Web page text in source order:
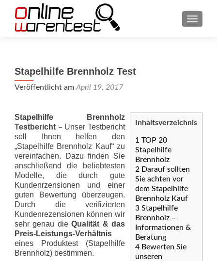
Stapelhilfe Brennholz Test
Veröffentlicht am April 19, 2017
Inhaltsverzeichnis
1 TOP 20
Stapelhilfe
Brennholz
2 Darauf sollten
Sie achten vor
dem Stapelhilfe
Brennholz Kauf
3 Stapelhilfe
Brennholz –
Informationen &
Beratung
4 Bewerten Sie
unseren
Stapelhilfe Brennholz
Testbericht – Unser Testbericht
soll Ihnen helfen den
„Stapelhilfe Brennholz Kauf“ zu
vereinfachen. Dazu finden Sie
anschließend die beliebtesten
Modelle, die durch gute
Kundenrzensionen und einer
guten Bewertung überzeugen.
Durch die verifizierten
Kundenrezensionen können wir
sehr genau dieQualität & das
Preis-Leis­tungs-Ver­hält­nis
eines Produktest (Stapelhilfe
Brennholz) bestimmen.